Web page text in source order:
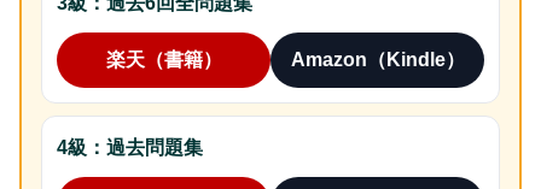
楽天（書籍） Amazon（Kindle）
4級：過去問題集